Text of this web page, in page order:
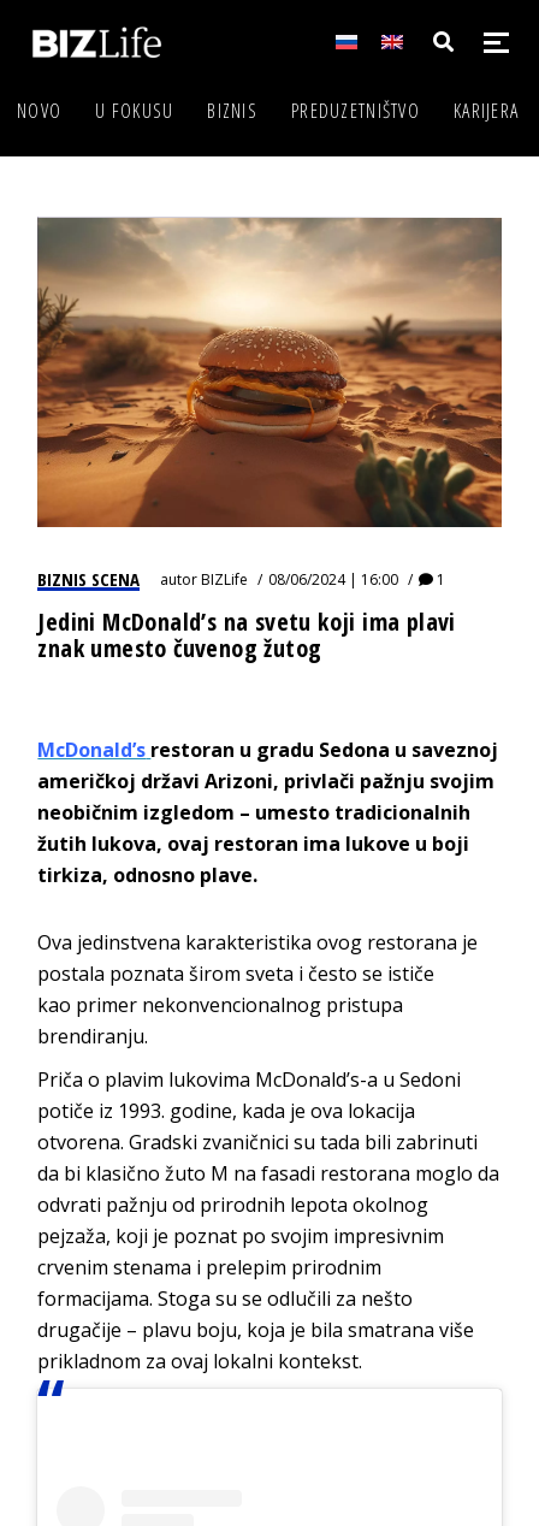
NOVO U FOKUSU BIZNIS PREDUZETNIŠTVO KARIJERA
BIZNIS SCENA autorBIZLife 08/06/2024 | 16:00 1
Jedini McDonald’s na svetu koji ima plavi
znak umesto čuvenog žutog
McDonald’s restoran u gradu Sedona u saveznoj
američkoj državi Arizoni, privlači pažnju svojim
neobičnim izgledom – umesto tradicionalnih
žutih lukova, ovaj restoran ima lukove u boji
tirkiza, odnosno plave.
Ova jedinstvena karakteristika ovog restorana je
postala poznata širom sveta i često se ističe
kao primer nekonvencionalnog pristupa
brendiranju.
Priča o plavim lukovima McDonald’s-a u Sedoni
potiče iz 1993. godine, kada je ova lokacija
otvorena. Gradski zvaničnici su tada bili zabrinuti
da bi klasično žuto M na fasadi restorana moglo da
odvrati pažnju od prirodnih lepota okolnog
pejzaža, koji je poznat po svojim impresivnim
crvenim stenama i prelepim prirodnim
formacijama. Stoga su se odlučili za nešto
drugačije – plavu boju, koja je bila smatrana više
prikladnom za ovaj lokalni kontekst.